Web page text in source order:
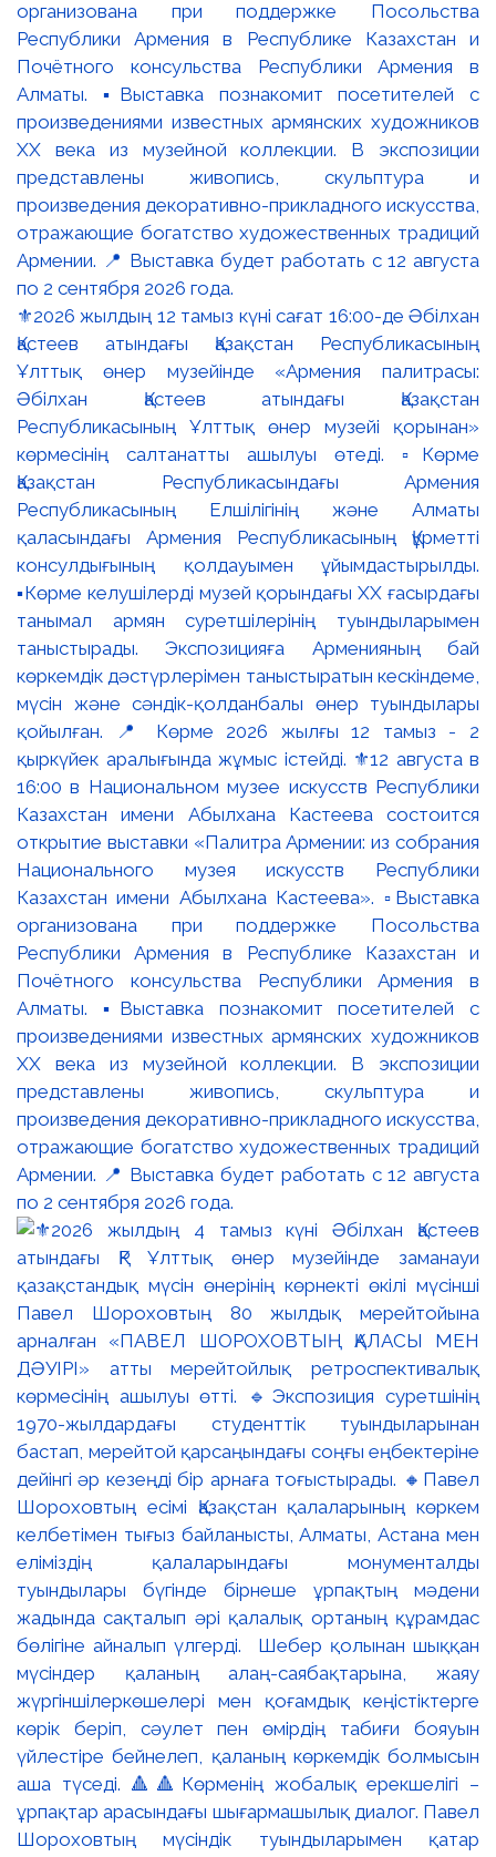
⚜️2026 жылдың 12 тамыз күні сағат 16:00-де Әбілхан
Қастеев атындағы Қазақстан Республикасының
Ұлттық өнер музейінде «Армения палитрасы:
Әбілхан Қастеев атындағы Қазақстан
Республикасының Ұлттық өнер музейі қорынан»
көрмесінің салтанатты ашылуы өтеді. ▫️Көрме
Қазақстан Республикасындағы Армения
Республикасының Елшілігінің және Алматы
қаласындағы Армения Республикасының Құрметті
консулдығының қолдауымен ұйымдастырылды.
▪️Көрме келушілерді музей қорындағы ХХ ғасырдағы
танымал армян суретшілерінің туындыларымен
таныстырады. Экспозицияға Арменияның бай
көркемдік дәстүрлерімен таныстыратын кескіндеме,
мүсін және сәндік-қолданбалы өнер туындылары
қойылған. 📍 Көрме 2026 жылғы 12 тамыз - 2
қыркүйек аралығында жұмыс істейді. ⚜️12 августа в
16:00 в Национальном музее искусств Республики
Казахстан имени Абылхана Кастеева состоится
открытие выставки «Палитра Армении: из собрания
Национального музея искусств Республики
Казахстан имени Абылхана Кастеева». ▫️Выставка
организована при поддержке Посольства
Республики Армения в Республике Казахстан и
Почётного консульства Республики Армения в
Алматы. ▪️Выставка познакомит посетителей с
произведениями известных армянских художников
XX века из музейной коллекции. В экспозиции
представлены живопись, скульптура и
произведения декоративно-прикладного искусства,
отражающие богатство художественных традиций
Армении. 📍 Выставка будет работать с 12 августа
по 2 сентября 2026 года.